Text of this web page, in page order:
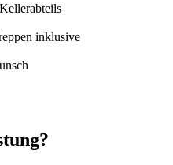
inklusive